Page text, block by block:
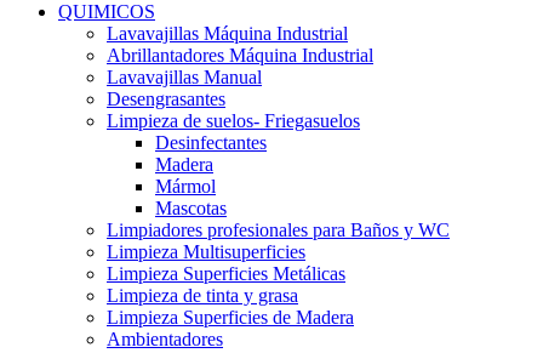
QUIMICOS
Lavavajillas Máquina Industrial
Abrillantadores Máquina Industrial
Lavavajillas Manual
Desengrasantes
Limpieza de suelos- Friegasuelos
Desinfectantes
Madera
Mármol
Mascotas
Limpiadores profesionales para Baños y WC
Limpieza Multisuperficies
Limpieza Superficies Metálicas
Limpieza de tinta y grasa
Limpieza Superficies de Madera
Ambientadores